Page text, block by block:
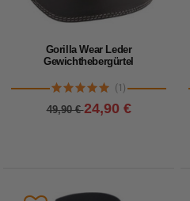
Gorilla Wear Leder
Gewichthebergürtel
(1)
49,90 €24,90 €